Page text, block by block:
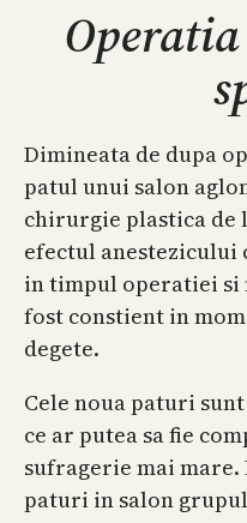
Dimineata de dupa
patul unui salon
chirurgie plastica de
efectul
in timpul operatiei si
fost constient in
degete.
Cele noua paturi
ce ar putea sa fie
sufragerie mai mare.
paturi in salon